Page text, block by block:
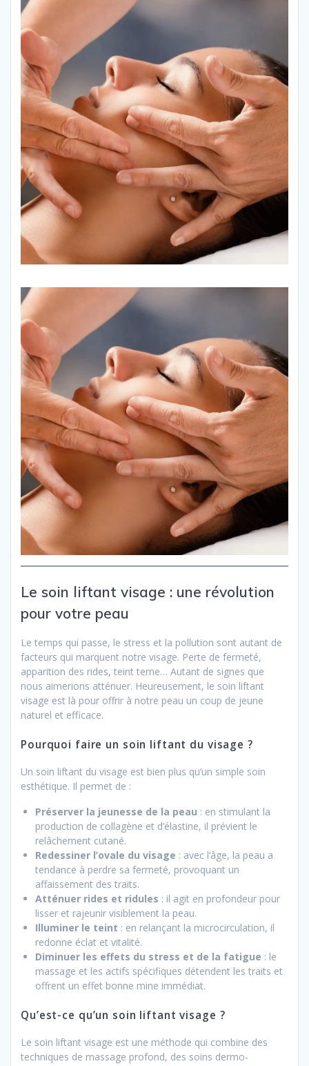
Le soin liftant visage : une révolution
pour votre peau
Le temps qui passe, le stress et la pollution sont autant de
facteurs qui marquent notre visage. Perte de fermeté,
apparition des rides, teint terne… Autant de signes que
nous aimerions atténuer. Heureusement, le soin liftant
visage est là pour offrir à notre peau un coup de jeune
naturel et efficace.
Pourquoi faire un soin liftant du visage ?
Un soin liftant du visage est bien plus qu’un simple soin
esthétique. Il permet de :
Préserver la jeunesse de la peau : en stimulant la
production de collagène et d’élastine, il prévient le
relâchement cutané.
Redessiner l’ovale du visage : avec l’âge, la peau a
tendance à perdre sa fermeté, provoquant un
affaissement des traits.
Atténuer rides et ridules : il agit en profondeur pour
lisser et rajeunir visiblement la peau.
Illuminer le teint : en relançant la microcirculation, il
redonne éclat et vitalité.
Diminuer les effets du stress et de la fatigue : le
massage et les actifs spécifiques détendent les traits et
offrent un effet bonne mine immédiat.
Qu’est-ce qu’un soin liftant visage ?
Le soin liftant visage est une méthode qui combine des
techniques de massage profond, des soins dermo-